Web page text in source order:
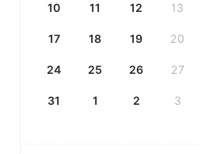
10 11 12 13
17 18 19 20
24 25 26 27
31 1 2 3